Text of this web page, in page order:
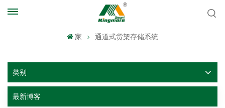
家 通道式货架存储系统
类别
最新博客